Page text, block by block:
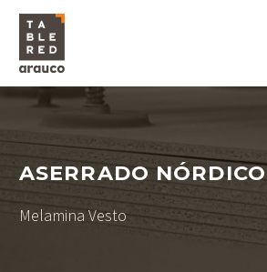
ASERRADO NÓRDICO
Melamina Vesto